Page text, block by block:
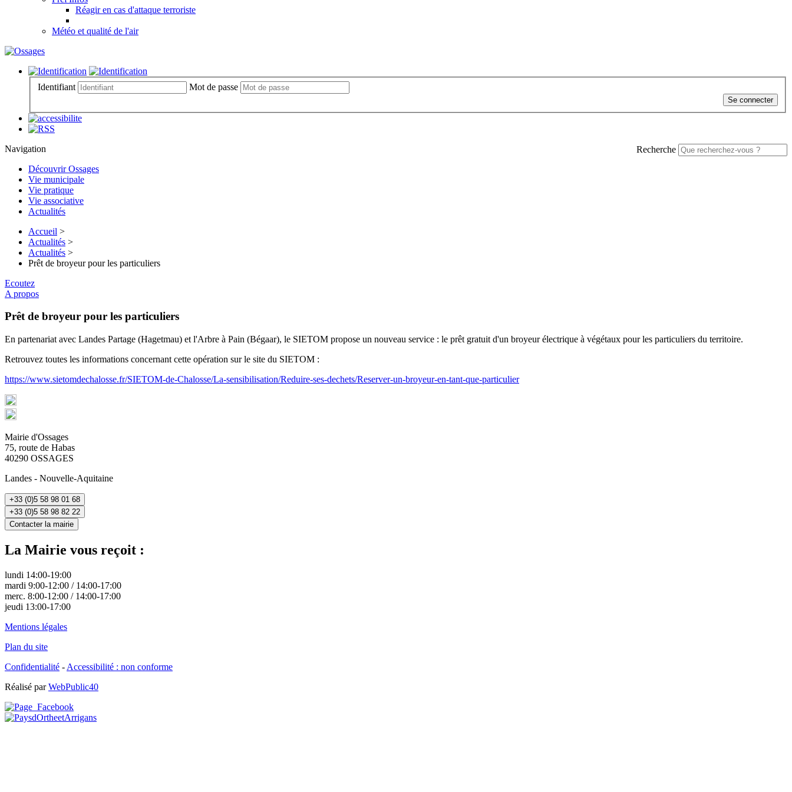
Réagir en cas d'attaque terroriste
Météo et qualité de l'air
Identifiant Mot de passe
Se connecter
Recherche
Navigation
Découvrir Ossages
Vie municipale
Vie pratique
Vie associative
Actualités
Accueil >
Actualités >
Actualités >
Prêt de broyeur pour les particuliers
Ecoutez
A propos
Prêt de broyeur pour les particuliers
En partenariat avec Landes Partage (Hagetmau) et l'Arbre à Pain (Bégaar), le SIETOM propose un nouveau service : le prêt gratuit d'un broyeur électrique à végétaux pour les particuliers du territoire.
Retrouvez toutes les informations concernant cette opération sur le site du SIETOM :
https://www.sietomdechalosse.fr/SIETOM-de-Chalosse/La-sensibilisation/Reduire-ses-dechets/Reserver-un-broyeur-en-tant-que-particulier
Mairie d'Ossages
75, route de Habas
40290 OSSAGES
Landes - Nouvelle-Aquitaine
+33 (0)5 58 98 01 68
+33 (0)5 58 98 82 22
Contacter la mairie
La Mairie vous reçoit :
lundi 14:00-19:00
mardi 9:00-12:00 / 14:00-17:00
merc. 8:00-12:00 / 14:00-17:00
jeudi 13:00-17:00
Mentions légales
Plan du site
Confidentialité - Accessibilité : non conforme
Réalisé parWebPublic40